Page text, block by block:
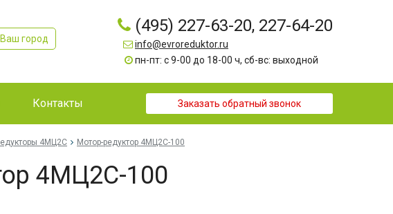
город
(495) 227-63-20, 227-64-20
info@evroreduktor.ru
пн-пт: с 9-00 до 18-00 ч, сб-вс: выходной
Контакты Заказать обратный звонок
4МЦ2С Мотор-редуктор 4МЦ2С-100
4МЦ2С-100